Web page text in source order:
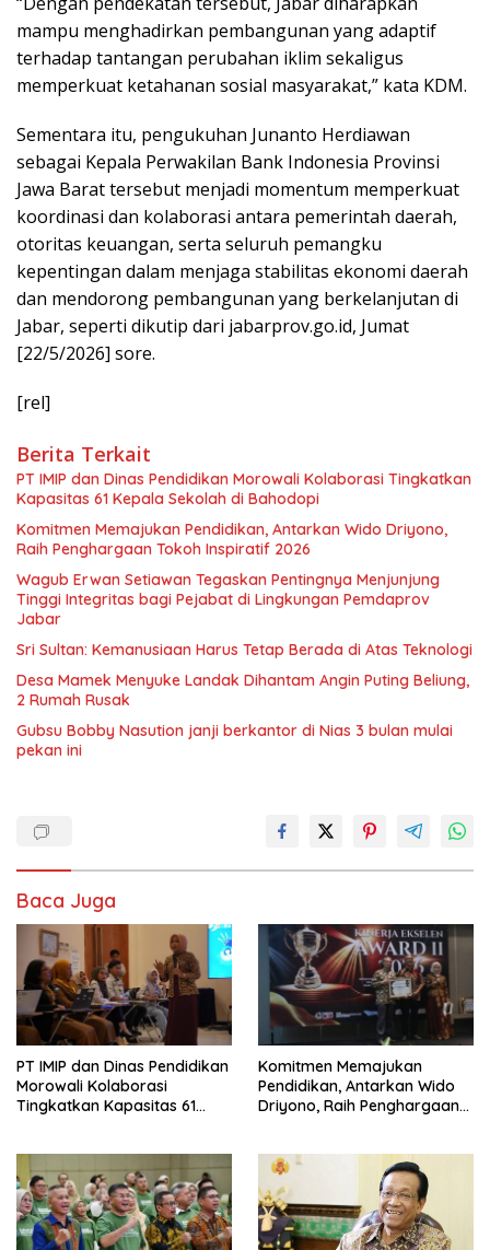
mampu menghadirkan pembangunan yang adaptif
terhadap tantangan perubahan iklim sekaligus
memperkuat ketahanan sosial masyarakat,” kata KDM.
Sementara itu, pengukuhan Junanto Herdiawan
sebagai Kepala Perwakilan Bank Indonesia Provinsi
Jawa Barat tersebut menjadi momentum memperkuat
koordinasi dan kolaborasi antara pemerintah daerah,
otoritas keuangan, serta seluruh pemangku
kepentingan dalam menjaga stabilitas ekonomi daerah
dan mendorong pembangunan yang berkelanjutan di
Jabar, seperti dikutip dari jabarprov.go.id, Jumat
[22/5/2026] sore.
[rel]
Berita Terkait
PT IMIP dan Dinas Pendidikan Morowali Kolaborasi Tingkatkan
Kapasitas 61 Kepala Sekolah di Bahodopi
Komitmen Memajukan Pendidikan, Antarkan Wido Driyono,
Raih Penghargaan Tokoh Inspiratif 2026
Wagub Erwan Setiawan Tegaskan Pentingnya Menjunjung
Tinggi Integritas bagi Pejabat di Lingkungan Pemdaprov
Jabar
Sri Sultan: Kemanusiaan Harus Tetap Berada di Atas Teknologi
Desa Mamek Menyuke Landak Dihantam Angin Puting Beliung,
2 Rumah Rusak
Gubsu Bobby Nasution janji berkantor di Nias 3 bulan mulai
pekan ini
Baca Juga
PT IMIP dan Dinas Pendidikan
Morowali Kolaborasi
Tingkatkan Kapasitas 61
Komitmen Memajukan
Pendidikan, Antarkan Wido
Driyono, Raih Penghargaan